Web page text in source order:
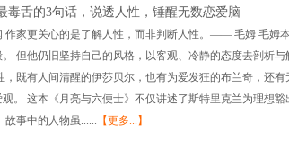
毒舌的3句话，说透人性，锤醒无数恋爱脑
作家更关心的是了解人性，而非判断人性。—— 毛姆 毛姆
但他仍旧坚持自己的风格，以客观、冷静的态度去剖析
，既有人间清醒的伊莎贝尔，也有为爱发狂的布兰奇，还
。 这本《月亮与六便士》不仅讲述了斯特里克兰为理想豁
故事中的人物虽...... 【更多...】